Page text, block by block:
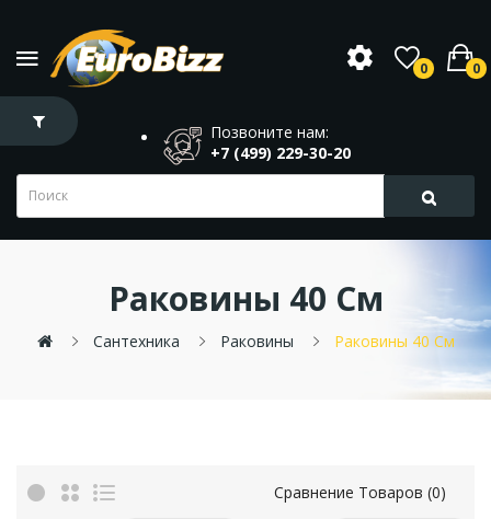
0 0
Позвоните нам:
+7 (499) 229-30-20
Раковины 40 См
Сантехника Раковины Раковины 40 См
Сравнение Товаров (0)